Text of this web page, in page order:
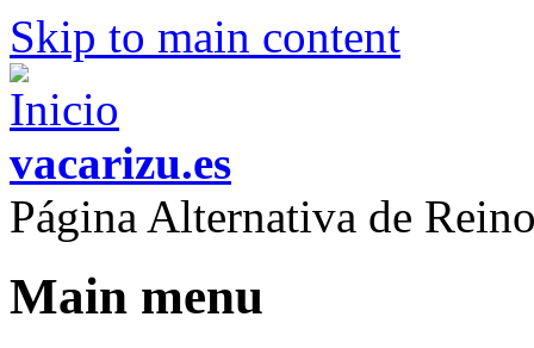
Skip to main content
vacarizu.es
Página Alternativa de
Main menu